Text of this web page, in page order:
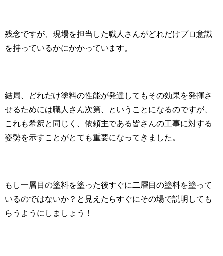
残念ですが、現場を担当した職人さんがどれだけプロ意識
を持っているかにかかっています。
結局、どれだけ塗料の性能が発達してもその効果を発揮さ
せるためには職人さん次第、ということになるのですが、
これも希釈と同じく、依頼主である皆さんの工事に対する
姿勢を示すことがとても重要になってきました。
もし一層目の塗料を塗った後すぐに二層目の塗料を塗って
いるのではないか？と見えたらすぐにその場で説明しても
らうようにしましょう！